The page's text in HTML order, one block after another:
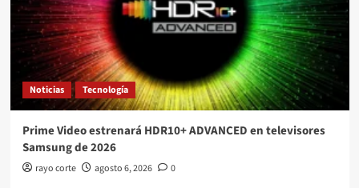
Noticias Tecnología
Prime Video estrenará HDR10+ ADVANCED en televisores
Samsung de 2026
rayo corte agosto 6, 2026 0